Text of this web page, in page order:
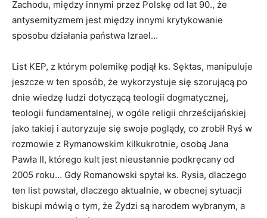
Zachodu, między innymi przez Polskę od lat 90., że
antysemityzmem jest między innymi krytykowanie
sposobu działania państwa Izrael…
List KEP, z którym polemikę podjął ks. Sęktas, manipuluje
jeszcze w ten sposób, że wykorzystuje się szorującą po
dnie wiedzę ludzi dotyczącą teologii dogmatycznej,
teologii fundamentalnej, w ogóle religii chrześcijańskiej
jako takiej i autoryzuje się swoje poglądy, co zrobił Ryś w
rozmowie z Rymanowskim kilkukrotnie, osobą Jana
Pawła II, którego kult jest nieustannie podkręcany od
2005 roku… Gdy Romanowski spytał ks. Rysia, dlaczego
ten list powstał, dlaczego aktualnie, w obecnej sytuacji
biskupi mówią o tym, że Żydzi są narodem wybranym, a